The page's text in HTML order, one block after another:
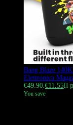
Bang Blaze
Elettronica
€49.90.€11.55Il
You save